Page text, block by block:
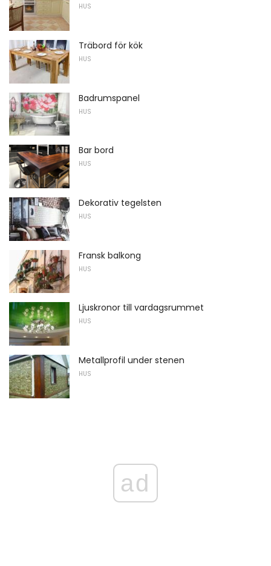
HUS
Träbord för kök
HUS
Badrumspanel
HUS
Bar bord
HUS
Dekorativ tegelsten
HUS
Fransk balkong
HUS
Ljuskronor till vardagsrummet
HUS
Metallprofil under stenen
HUS
ad